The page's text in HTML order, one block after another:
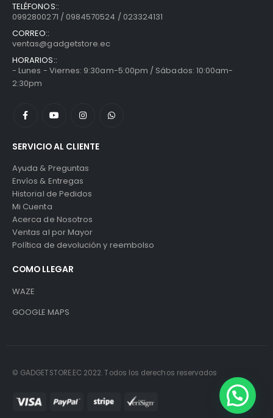
TELÉFONOS::
0992800271 / 0984570524 / 023324131
CORREO::
ventas@gadgetstore.ec
HORARIOS::
- Lunes - Viernes: 9:30am-5:00pm / Sábados: 10:00am-
2:30pm
SERVICIO AL CLIENTE
Ayuda & Preguntas
Envíos & Entregas
Historial de Pedidos
Mi Cuenta
Acerca de Nosotros
Ventas al por Mayor
Política de devolución y reembolso
COMO LLEGAR
WAZE
GOOGLE MAPS
© GADGETSTORE.EC 2022. Todos los derechos reservados